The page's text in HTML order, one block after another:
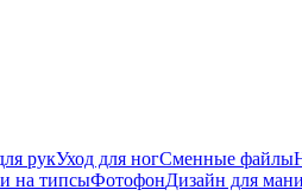
рукУход для ногСменные файлы
на типсыФотофонДизайн для